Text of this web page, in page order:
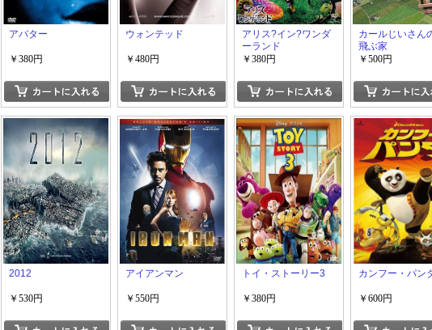
アバター
￥380円
ウォンテッド
￥480円
アリス?イン?ワンダ
ーランド
￥380円
カールじいさん
飛ぶ家
￥500円
2012
￥530円
アイアンマン
￥550円
トイ・ストーリー3
￥380円
カンフー・パン
￥600円